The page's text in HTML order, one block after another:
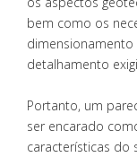
bem como os
detalhamento
Portanto, um
ser encarado
características do